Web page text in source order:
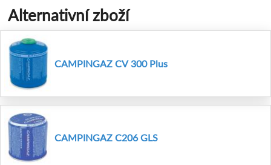
Alternativní zboží
CAMPINGAZ CV 300 Plus
CAMPINGAZ C206 GLS